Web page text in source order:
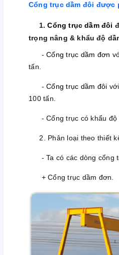
Cổng trục dầm đôi được
1.Cổng trục dầm đôi
trọng nâng & khẩu độ
- Cổng trục dầm đơn
tấn.
- Cổng trục dầm đôi
100 tấn.
- Cổng trục có khẩu độ
2. Phân loại theo thiết
- Ta có các dòng cổng
+ Cổng trục dầm đơn.